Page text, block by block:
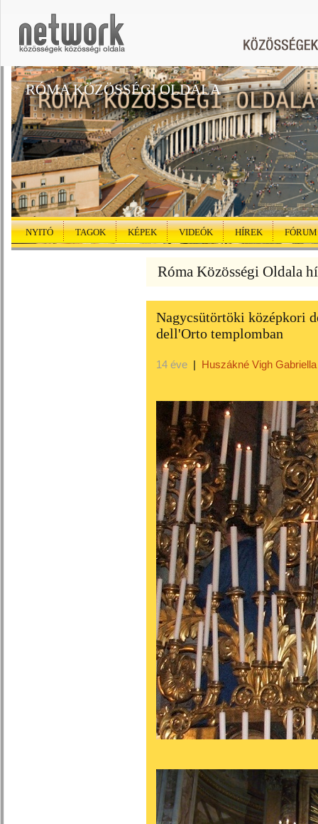
RÓMA KÖZÖSSÉGI OLDALA
NYITÓ TAGOK KÉPEK VIDEÓK HÍREK FÓRUM
Róma Közösségi Oldala
Nagycsütörtöki középkori
dell'Orto templomban
14 éve | Huszákné Vigh Gabriella